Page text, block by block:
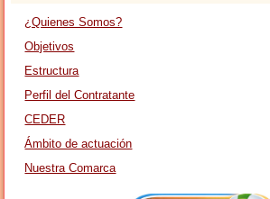
¿Quienes Somos?
Objetivos
Estructura
Perfil del Contratante
CEDER
Ámbito de actuación
Nuestra Comarca